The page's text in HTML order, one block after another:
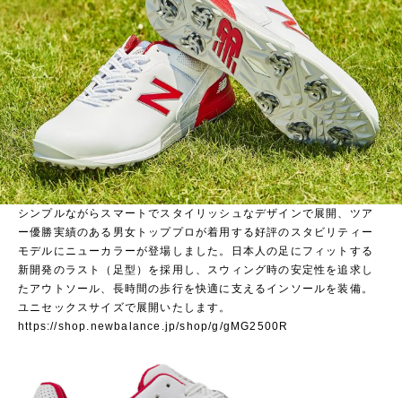
■ MG2500
シンプルながらスマートでスタイリッシュなデザインで展開、ツア
ー優勝実績のある男女トッププロが着用する好評のスタビリティー
モデルにニューカラーが登場しました。日本人の足にフィットする
新開発のラスト（足型）を採用し、スウィング時の安定性を追求し
たアウトソール、長時間の歩行を快適に支えるインソールを装備。
ユニセックスサイズで展開いたします。
https://shop.newbalance.jp/shop/g/gMG2500R